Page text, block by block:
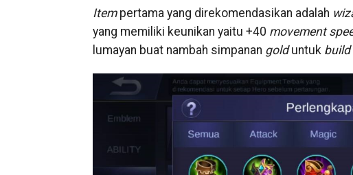
Itempertama yang direkomendasikan adalah
yang memiliki keunikan yaitu +40 movement
lumayan buat nambah simpanan golduntuk build